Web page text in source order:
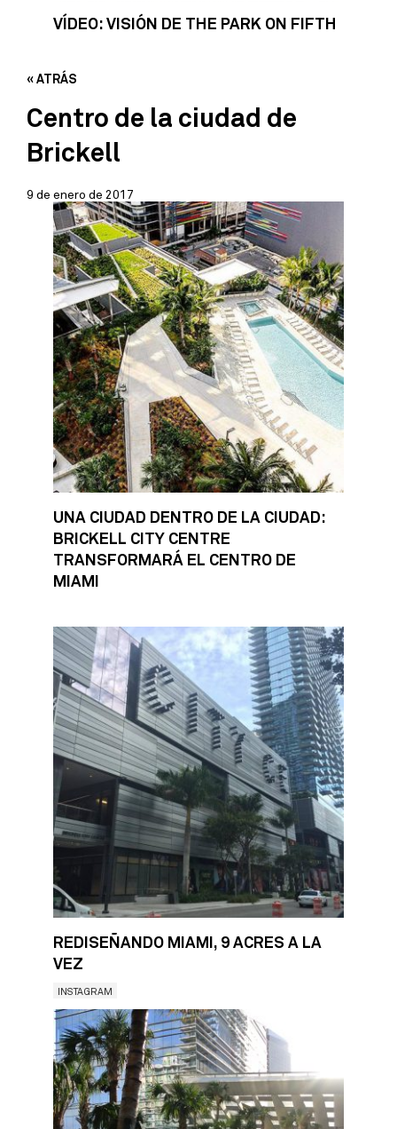
VÍDEO: VISIÓN DE THE PARK ON FIFTH
« ATRÁS
Centro de la ciudad de
Brickell
9 de enero de 2017
UNA CIUDAD DENTRO DE LA CIUDAD:
BRICKELL CITY CENTRE
TRANSFORMARÁ EL CENTRO DE
MIAMI
REDISEÑANDO MIAMI, 9 ACRES A LA
VEZ
INSTAGRAM